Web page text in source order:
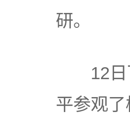
研。
12日下
平参观